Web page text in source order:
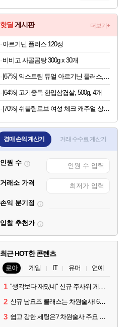
핫딜 게시판 더보기+
아르기닌 플러스 120정
비비고 사골곰탕 300g x 30개
[64%] 고기중독 한입삼겹살, 500g, 4개
[70%] 쉬블림로브 여성 체크 캐주얼 상하의 세트 안드리 GW1780, FREE, 1세트
경매 손익 계산기 거래 수수료 계산기
인원 수
거래소 가격
손익 분기점
입찰 추천가
최근 HOT한 콘텐츠
로아 게임 IT 유머 연예
1 "생각보다 재밌네" 신규 주사위 게임 티카투카 호평
2 신규 남요즈 클래스는 차원술사! 6월 20일 로아온 썸머 정리
3 쉽고 강한 세팅은? 차원술사 주요 빌드와 스킬 코드